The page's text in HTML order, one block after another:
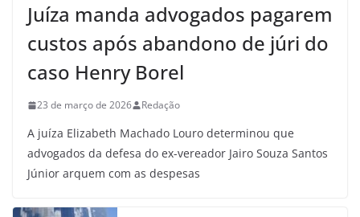
Juíza manda advogados pagarem
custos após abandono de júri do
caso Henry Borel
23 de março de 2026 Redação
A juíza Elizabeth Machado Louro determinou que
advogados da defesa do ex-vereador Jairo Souza Santos
Júnior arquem com as despesas